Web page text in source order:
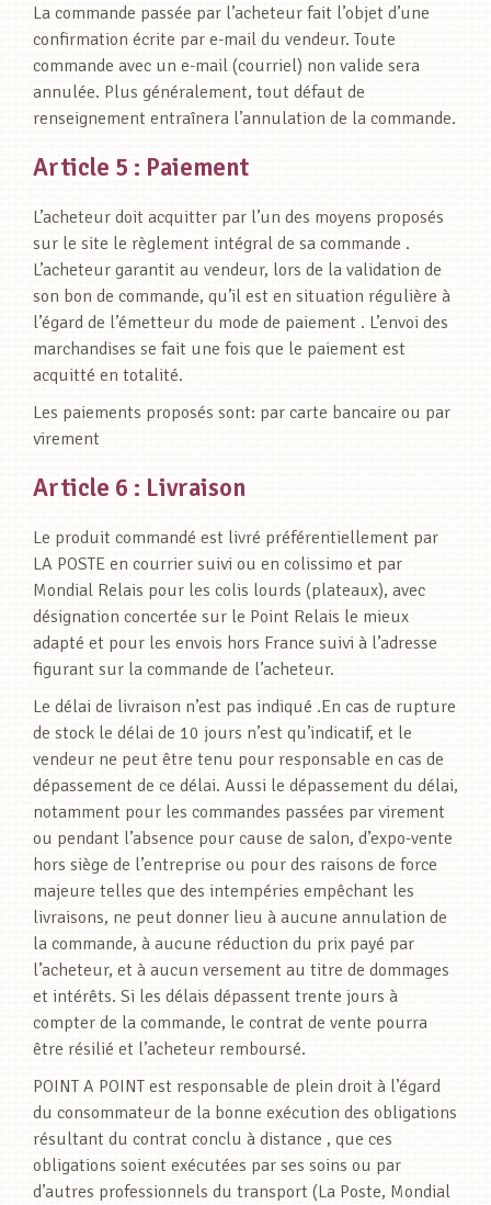
La commande passée par l’acheteur fait l’objet d’une
confirmation écrite par e-mail du vendeur. Toute
commande avec un e-mail (courriel) non valide sera
annulée. Plus généralement, tout défaut de
renseignement entraînera l’annulation de la commande.
Article 5 : Paiement
L’acheteur doit acquitter par l’un des moyens proposés
sur le site le règlement intégral de sa commande .
L’acheteur garantit au vendeur, lors de la validation de
son bon de commande, qu’il est en situation régulière à
l’égard de l’émetteur du mode de paiement . L’envoi des
marchandises se fait une fois que le paiement est
acquitté en totalité.
Les paiements proposés sont: par carte bancaire ou par
virement
Article 6 : Livraison
Le produit commandé est livré préférentiellement par
LA POSTE en courrier suivi ou en colissimo et par
Mondial Relais pour les colis lourds (plateaux), avec
désignation concertée sur le Point Relais le mieux
adapté et pour les envois hors France suivi à l’adresse
figurant sur la commande de l’acheteur.
Le délai de livraison n’est pas indiqué .En cas de rupture
de stock le délai de 10 jours n’est qu’indicatif, et le
vendeur ne peut être tenu pour responsable en cas de
dépassement de ce délai. Aussi le dépassement du délai,
notamment pour les commandes passées par virement
ou pendant l’absence pour cause de salon, d’expo-vente
hors siège de l’entreprise ou pour des raisons de force
majeure telles que des intempéries empêchant les
livraisons, ne peut donner lieu à aucune annulation de
la commande, à aucune réduction du prix payé par
l’acheteur, et à aucun versement au titre de dommages
et intérêts. Si les délais dépassent trente jours à
compter de la commande, le contrat de vente pourra
être résilié et l’acheteur remboursé.
POINT A POINT est responsable de plein droit à l’égard
du consommateur de la bonne exécution des obligations
résultant du contrat conclu à distance , que ces
obligations soient exécutées par ses soins ou par
d’autres professionnels du transport (La Poste, Mondial